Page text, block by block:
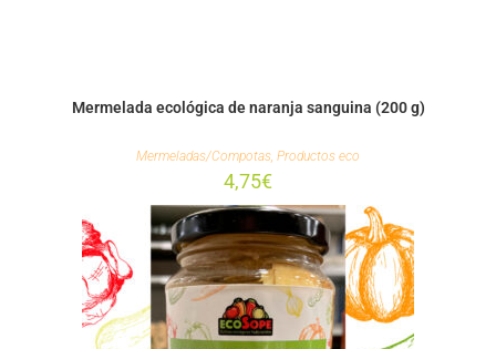
Mermelada ecológica de naranja sanguina (200 g)
Mermeladas/Compotas Productos eco
4,75€